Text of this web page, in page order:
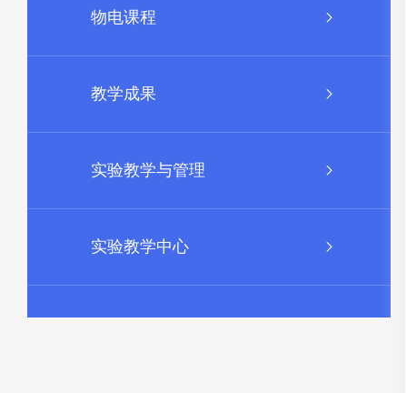
物电课程
教学成果
实验教学与管理
实验教学中心